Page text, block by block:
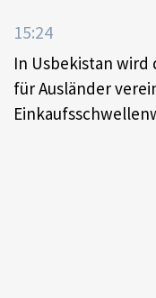
15:24
In Usbekistan wird
für Ausländer